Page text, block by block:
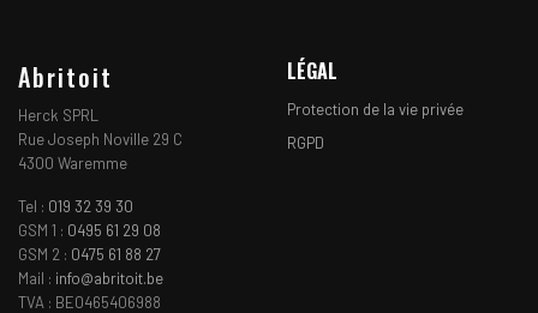
Abritoit
Herck SPRL
Rue Joseph Noville 29 C
4300 Waremme
Tel : 019 32 39 30
GSM 1 : 0495 61 29 08
GSM 2 : 0475 61 88 27
Mail : info@abritoit.be
TVA : BE0465406988
LÉGAL
Protection de la vie privée
RGPD